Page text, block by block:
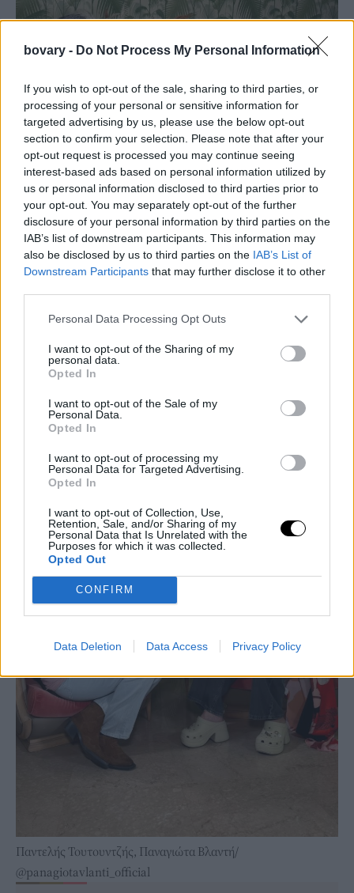
bovary - Do Not Process My Personal Information
If you wish to opt-out of the sale, sharing to third parties, or
processing of your personal or sensitive information for
targeted advertising by us, please use the below opt-out
section to confirm your selection. Please note that after your
opt-out request is processed you may continue seeing
interest-based ads based on personal information utilized by
us or personal information disclosed to third parties prior to
your opt-out. You may separately opt-out of the further
disclosure of your personal information by third parties on the
IAB’s list of downstream participants. This information may
also be disclosed by us to third parties on the IAB’s List of
Downstream Participants that may further disclose it to other
Personal Data Processing Opt Outs
I want to opt-out of the Sharing of my
personal data.
Opted In
I want to opt-out of the Sale of my
Personal Data.
Opted In
I want to opt-out of processing my
Personal Data for Targeted Advertising.
Opted In
I want to opt-out of Collection, Use,
Retention, Sale, and/or Sharing of my
Personal Data that Is Unrelated with the
Purposes for which it was collected.
Opted Out
CONFIRM
Data Deletion Data Access Privacy Policy
Παντελής Τουτουντζής, Παναγιώτα Βλαντή/
@panagiotavlanti_official
Παντελής Τουτουντζής, Παναγιώτα Βλαντή/
@panagiotavlanti_official